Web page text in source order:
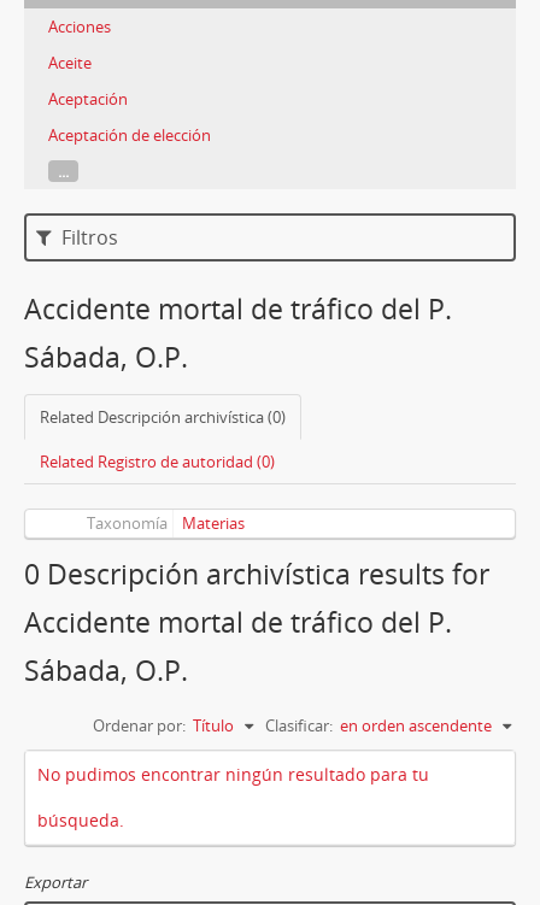
Acciones
Aceite
Aceptación
Aceptación de elección
...
Filtros
Accidente mortal de tráfico del P.
Sábada, O.P.
Related Descripción archivística (0)
Related Registro de autoridad (0)
Taxonomía Materias
0 Descripción archivística results for
Accidente mortal de tráfico del P.
Sábada, O.P.
Ordenar por: Título Clasificar: en orden ascendente
No pudimos encontrar ningún resultado para tu
búsqueda.
Exportar